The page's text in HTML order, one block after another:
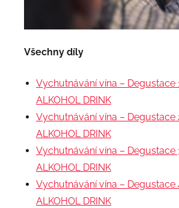
Všechny díly
Vychutnávání vína – Degustace
ALKOHOL DRINK
Vychutnávání vína – Degustace
ALKOHOL DRINK
Vychutnávání vína –
ALKOHOL DRINK
Vychutnávání vína –
ALKOHOL DRINK